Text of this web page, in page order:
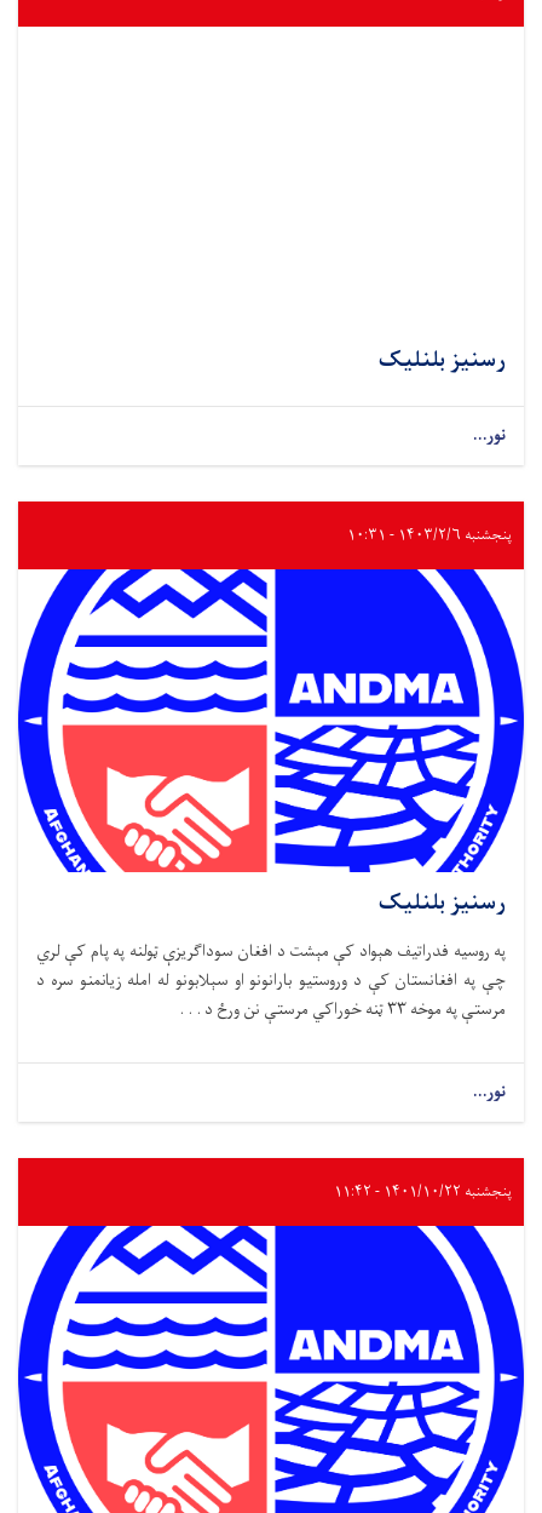
رسنیز بلنلیک
نور...
پنجشنبه ۱۴۰۳/۲/۶ - ۱۰:۳۱
رسنیز بلنلیک
په روسیه فدراتیف هېواد کې مېشت د افغان سوداګریزې ټولنه په پام کې لري
چې په افغانستان کې د وروستیو بارانونو او سېلابونو له امله زیانمنو سره د
مرستې په موخه ۳۳ ټنه خوراکي مرستې نن ورځ د . . .
نور...
پنجشنبه ۱۴۰۱/۱۰/۲۲ - ۱۱:۴۲